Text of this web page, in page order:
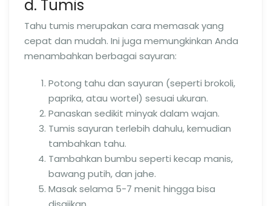
d. Tumis
Tahu tumis merupakan cara memasak yang
cepat dan mudah. Ini juga memungkinkan Anda
menambahkan berbagai sayuran:
Potong tahu dan sayuran (seperti brokoli,
paprika, atau wortel) sesuai ukuran.
Panaskan sedikit minyak dalam wajan.
Tumis sayuran terlebih dahulu, kemudian
tambahkan tahu.
Tambahkan bumbu seperti kecap manis,
bawang putih, dan jahe.
Masak selama 5-7 menit hingga bisa